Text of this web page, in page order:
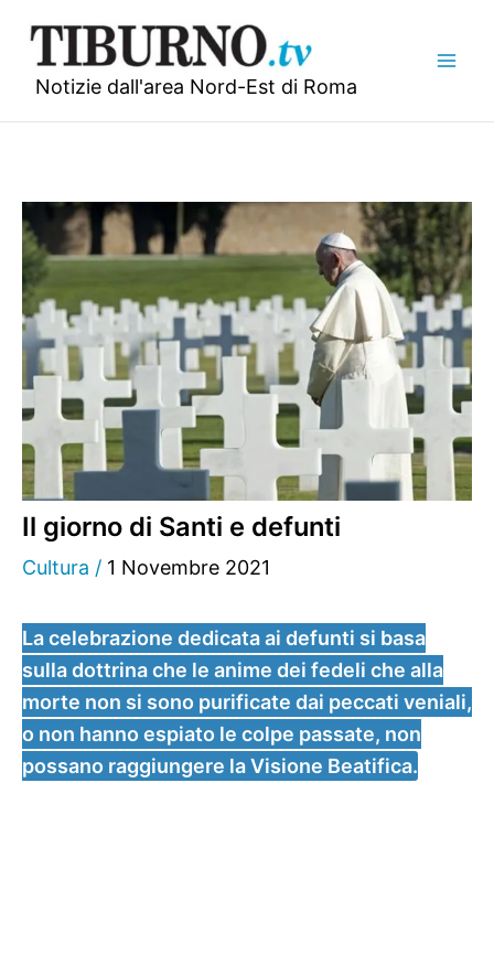
contenuto
Notizie dall'area Nord-Est di Roma
Il giorno di Santi e defunti
Cultura / 1 Novembre 2021
La celebrazione dedicata ai defunti si basa
sulla dottrina che le anime dei fedeli che alla
morte non si sono purificate dai peccati veniali,
o non hanno espiato le colpe passate, non
possano raggiungere la Visione Beatifica.